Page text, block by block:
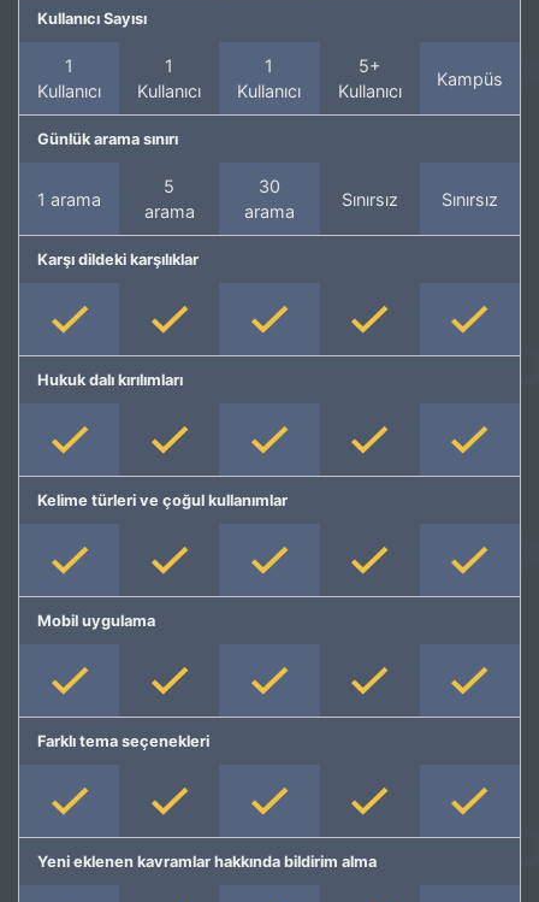
Kullanıcı Sayısı
1
Kullanıcı
1
Kullanıcı
1
Kullanıcı
5+
Kullanıcı
Kampüs
Günlük arama sınırı
1 arama
5
arama
30
arama
Sınırsız Sınırsız
Karşı dildeki karşılıklar
Hukuk dalı kırılımları
Kelime türleri ve çoğul kullanımlar
Mobil uygulama
Farklı tema seçenekleri
Yeni eklenen kavramlar hakkında bildirim alma